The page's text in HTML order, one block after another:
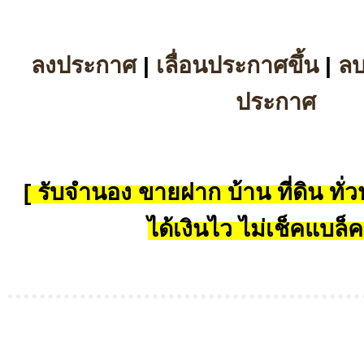
ลงประกาศ| เลื่อนประกาศขึ้น| ล
ประกาศ
[ รับจำนอง ขายฝาก บ้าน ที่ดิน ทั่ว
ได้เงินไว ไม่เช็คแบล็